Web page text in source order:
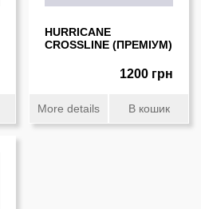
HURRICANE
CROSSLINE (ПРЕМІУМ)
1200 грн
More details В кошик